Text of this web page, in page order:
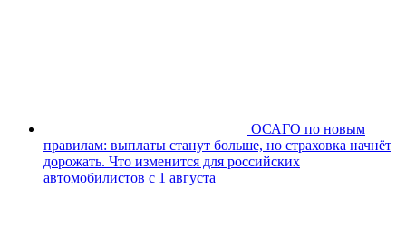
ОСАГО по новым
правилам: выплаты станут больше, но страховка начнёт
дорожать. Что изменится для российских
автомобилистов с 1 августа